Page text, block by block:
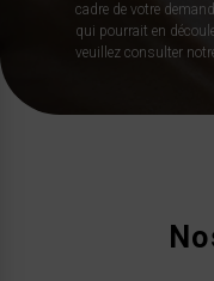
cadre de votre
qui pourrait en
veuillez consulter